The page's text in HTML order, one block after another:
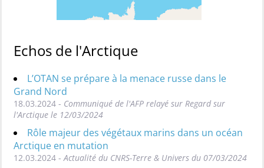
Echos de l'Arctique
L’OTAN se prépare à la menace russe dans le
Grand Nord
18.03.2024 - Communiqué de l'AFP relayé sur Regard sur
l'Arctique le 12/03/2024
Rôle majeur des végétaux marins dans un océan
Arctique en mutation
12.03.2024 - Actualité du CNRS-Terre & Univers du 07/03/2024